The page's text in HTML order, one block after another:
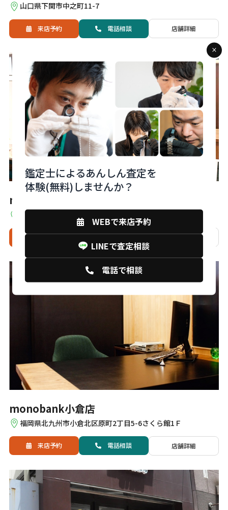
山口県下関市中之町11-7
来店予約 電話相談 店舗詳細
monobank下関大丸店
山口県下関市竹崎町4丁目4-10 7F
来店予約 電話相談 店舗詳細
monobank小倉店
福岡県北九州市小倉北区原町2丁目5-6さくら館1Ｆ
来店予約 電話相談 店舗詳細
鑑定士によるあんしん査定を
体験(無料)しませんか？
WEBで来店予約
LINEで査定相談
電話で相談